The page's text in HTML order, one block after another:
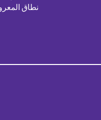
نطاق